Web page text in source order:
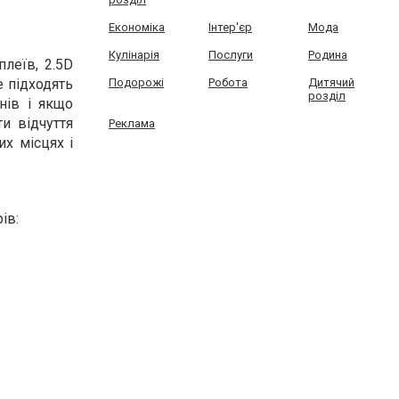
2.5D
і якщо
відчуття
місцях і
Економіка Інтер'єр Мода
Кулінарія Послуги Родина
Подорожі Робота
Дитячий
розділ
Реклама